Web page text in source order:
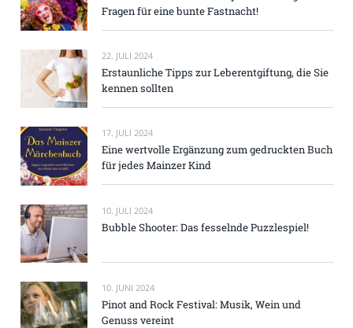
Fragen für eine bunte Fastnacht!
22. JULI 2024
Erstaunliche Tipps zur Leberentgiftung, die Sie
kennen sollten
17. JULI 2024
Eine wertvolle Ergänzung zum gedruckten Buch
für jedes Mainzer Kind
10. JULI 2024
Bubble Shooter: Das fesselnde Puzzlespiel!
10. JUNI 2024
Pinot and Rock Festival: Musik, Wein und
Genuss vereint